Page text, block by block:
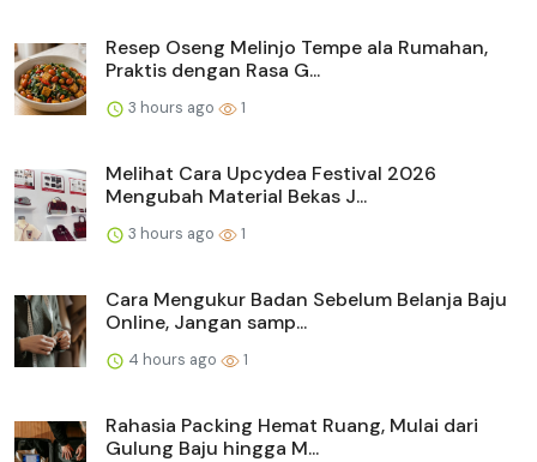
Resep Oseng Melinjo Tempe ala Rumahan,
Praktis dengan Rasa G...
3 hours ago 1
Melihat Cara Upcydea Festival 2026
Mengubah Material Bekas J...
3 hours ago 1
Cara Mengukur Badan Sebelum Belanja Baju
Online, Jangan samp...
4 hours ago 1
Rahasia Packing Hemat Ruang, Mulai dari
Gulung Baju hingga M...